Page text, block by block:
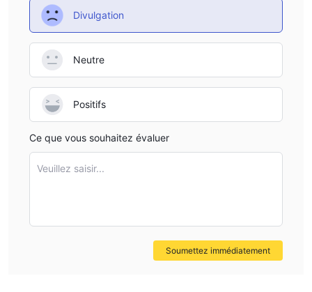
Divulgation
Neutre
Positifs
Ce que vous souhaitez évaluer
Veuillez saisir...
Soumettez immédiatement